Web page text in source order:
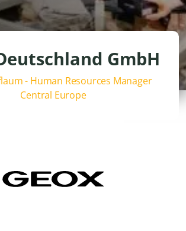
GmbH
- Human Resources Manager
Central Europe